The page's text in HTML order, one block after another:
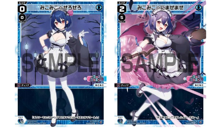
生：
地
獸
LV2
Dissona
無
LB」
數